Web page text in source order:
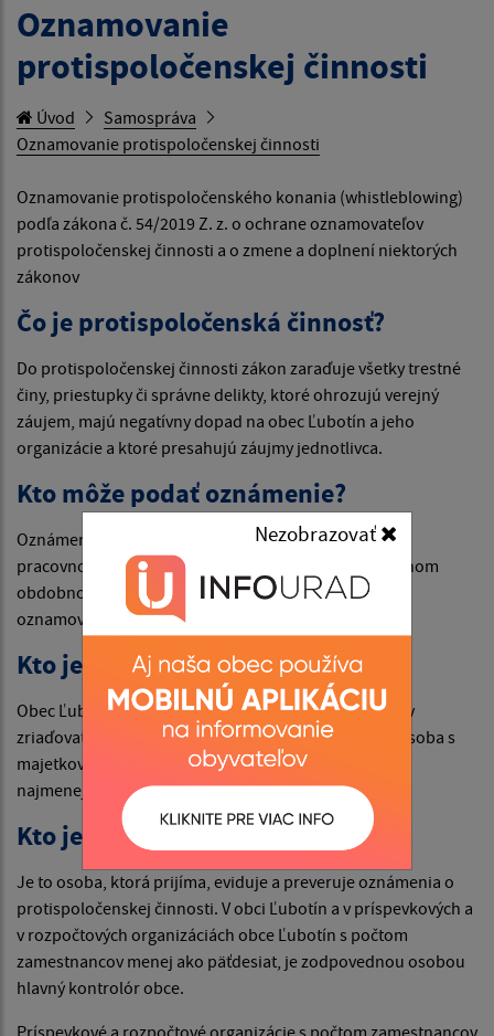
Nezobrazovať
Oznamovanie
protispoločenskej činnosti
Úvod
Samospráva
Oznamovanie protispoločenskej činnosti
Oznamovanie protispoločenského konania (whistleblowing)
podľa zákona č. 54/2019 Z. z. o ochrane oznamovateľov
protispoločenskej činnosti a o zmene a doplnení niektorých
zákonov
Čo je protispoločenská činnosť?
Do protispoločenskej činnosti zákon zaraďuje všetky trestné
činy, priestupky či správne delikty, ktoré ohrozujú verejný
záujem, majú negatívny dopad na obec Ľubotín a jeho
organizácie a ktoré presahujú záujmy jednotlivca.
Kto môže podať oznámenie?
Oznámenie môže podať fyzická osoba, ktorá je v
pracovnoprávnom vzťahu k zamestnávateľovi alebo inom
obdobnom vzťahu k zamestnávateľovi a anonymný
oznamovateľ.
Kto je zamestnávateľom?
Obec Ľubotín, príspevkové a rozpočtové organizácie v
zriaďovateľskej pôsobnosti obci Ľubotín, právnická osoba s
majetkovou účasťou obce Ľubotín, ktorá zamestnáva
najmenej päť zamestnancov.
Kto je zodpovedná osoba?
Je to osoba, ktorá prijíma, eviduje a preveruje oznámenia o
protispoločenskej činnosti. V obci Ľubotín a v príspevkových a
v rozpočtových organizáciách obce Ľubotín s počtom
zamestnancov menej ako päťdesiat, je zodpovednou osobou
hlavný kontrolór obce.
Príspevkové a rozpočtové organizácie s počtom zamestnancov